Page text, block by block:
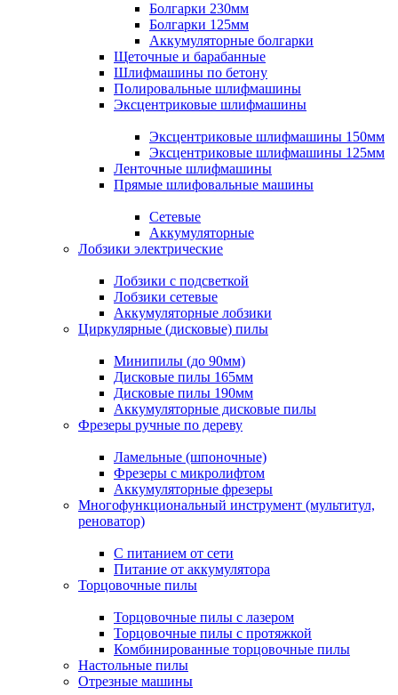
Болгарки 230мм
Болгарки 125мм
Аккумуляторные болгарки
Щеточные и барабанные
Шлифмашины по бетону
Полировальные шлифмашины
Эксцентриковые шлифмашины
Эксцентриковые шлифмашины 150мм
Эксцентриковые шлифмашины 125мм
Ленточные шлифмашины
Прямые шлифовальные машины
Сетевые
Аккумуляторные
Лобзики электрические
Лобзики с подсветкой
Лобзики сетевые
Аккумуляторные лобзики
Циркулярные (дисковые) пилы
Минипилы (до 90мм)
Дисковые пилы 165мм
Дисковые пилы 190мм
Аккумуляторные дисковые пилы
Фрезеры ручные по дереву
Ламельные (шпоночные)
Фрезеры с микролифтом
Аккумуляторные фрезеры
Многофункциональный инструмент (мультитул,
реноватор)
С питанием от сети
Питание от аккумулятора
Торцовочные пилы
Торцовочные пилы с лазером
Торцовочные пилы с протяжкой
Комбинированные торцовочные пилы
Настольные пилы
Отрезные машины